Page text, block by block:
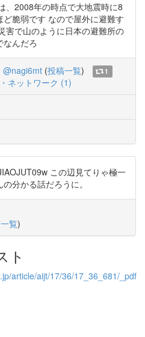
、2008年の時点で大地震時に8
脆弱です なので屋外に避難す
害で山のように日本の避難所の
なんだろ
@nagi6mt (投稿一覧)
1
ネットワーク (1)
この辺見てりゃ極一
分かる話だろうに。
覧)
ト
article/aijt/17/36/17_36_681/_pdf